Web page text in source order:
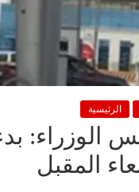
الرئيسية
الوزراء:
المقبل